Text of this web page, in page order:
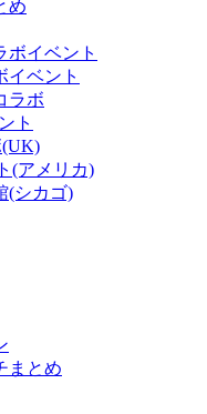
め
ボイベント
イベント
ラボ
ト
(UK)
(アメリカ)
(シカゴ)
まとめ